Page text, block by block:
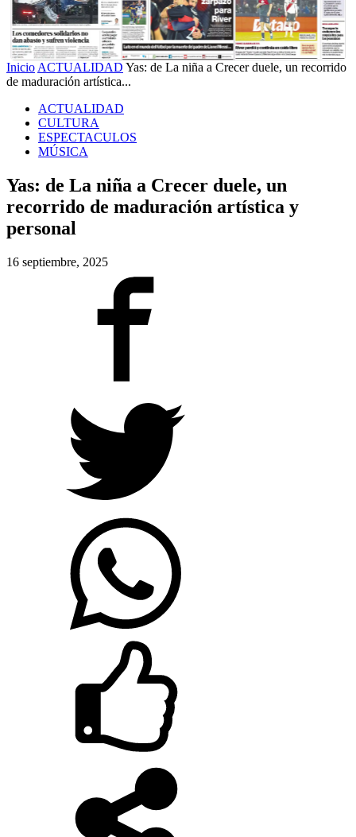
Inicio ACTUALIDAD Yas: de La niña a Crecer duele, un recorrido
de maduración artística...
ACTUALIDAD
CULTURA
ESPECTACULOS
MÚSICA
Yas: de La niña a Crecer duele, un
recorrido de maduración artística y
personal
16 septiembre, 2025